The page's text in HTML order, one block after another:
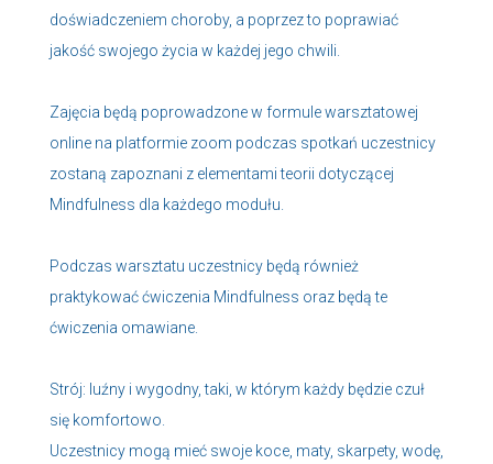
doświadczeniem choroby, a poprzez to poprawiać
jakość swojego życia w każdej jego chwili.
Zajęcia będą poprowadzone w formule warsztatowej
online na platformie zoom podczas spotkań uczestnicy
zostaną zapoznani z elementami teorii dotyczącej
Mindfulness dla każdego modułu.
Podczas warsztatu uczestnicy będą również
praktykować ćwiczenia Mindfulness oraz będą te
ćwiczenia omawiane.
Strój: luźny i wygodny, taki, w którym każdy będzie czuł
się komfortowo.
Uczestnicy mogą mieć swoje koce, maty, skarpety, wodę,